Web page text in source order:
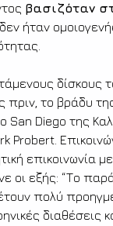
βασιζόταν
ήταν
δίσκους
πριν, το βράδυ
Diego της
Probert.
επικοινωνία
οι εξής: “Το
πολύ
διαθέσεις